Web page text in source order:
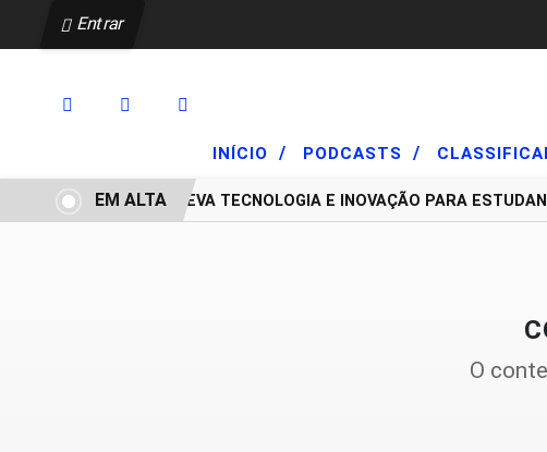
Entrar
INÍCIO / PODCASTS /
HYUNDAI LEVA TECNOLOGIA E INOVAÇÃO PARA
EM ALTA
O